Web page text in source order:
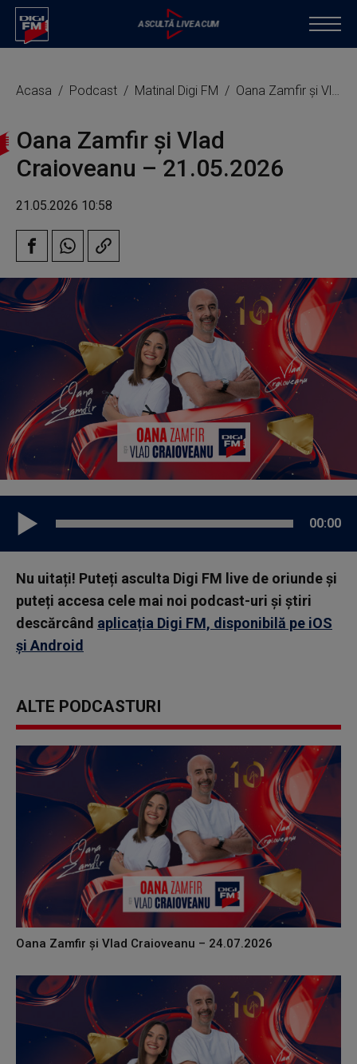
Acasa Podcast Matinal Digi FM Oana Zamfir și Vlad Craioveanu – 21.05.2026
Oana Zamfir și Vlad
Craioveanu – 21.05.2026
21.05.2026 10:58
00:00
Nu uitați! Puteți asculta Digi FM live de oriunde și
puteți accesa cele mai noi podcast-uri și știri
descărcând aplicația Digi FM, disponibilă pe iOS
și Android
ALTE PODCASTURI
Oana Zamfir și Vlad Craioveanu – 24.07.2026